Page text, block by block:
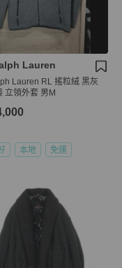
Lauren
Lauren RL 搖粒絨 黑灰
立領外套 男M
本地 免運